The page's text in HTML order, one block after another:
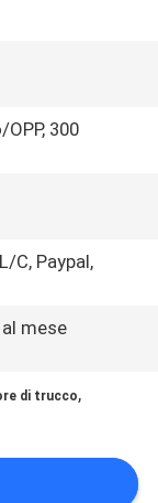
300
C, Paypal,
mese
di trucco,